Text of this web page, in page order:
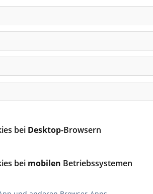
bei Desktop-Browsern
bei mobilen Betriebssystemen